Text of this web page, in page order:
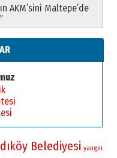
AKM’sini Maltepe’de
Belediyesi yangin